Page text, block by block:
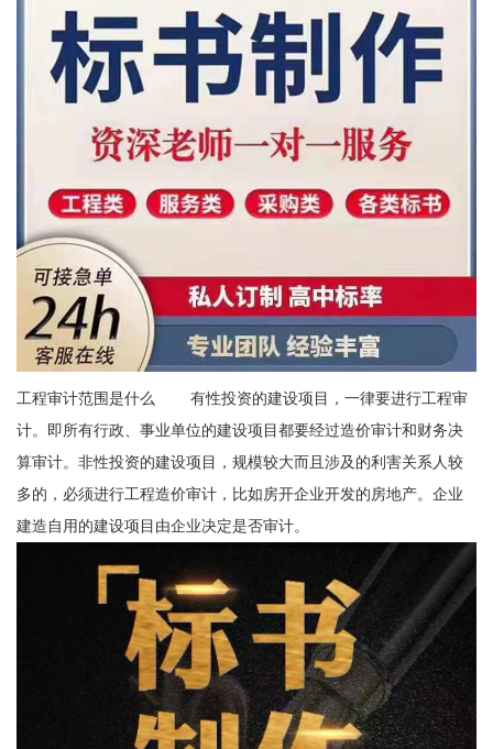
工程审计范围是什么 有性投资的建设项目，一律要进行工程审
计。即所有行政、事业单位的建设项目都要经过造价审计和财务决
算审计。非性投资的建设项目，规模较大而且涉及的利害关系人较
多的，必须进行工程造价审计，比如房开企业开发的房地产。企业
建造自用的建设项目由企业决定是否审计。